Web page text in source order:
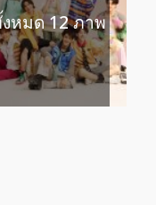
หมด 12 ภาพ